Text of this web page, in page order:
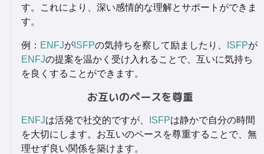
す。これにより、深い感情的な理解とサポートができま
す。
例： ENFJが ISFPの気持ちを察して励ましたり、 ISFPが
ENFJの提案を温かく受け入れることで、互いに気持ち
を良くすることができます。
お互いのペースを尊重
ENFJは活発で社交的ですが、 ISFPは静かで自分の時間
を大切にします。お互いのペースを尊重することで、無
理せず良い関係を築けます。